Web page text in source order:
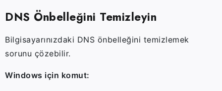
DNS Önbelleğini Temizleyin
Bilgisayarınızdaki DNS önbelleğini temizlemek
sorunu çözebilir.
Windows için komut: